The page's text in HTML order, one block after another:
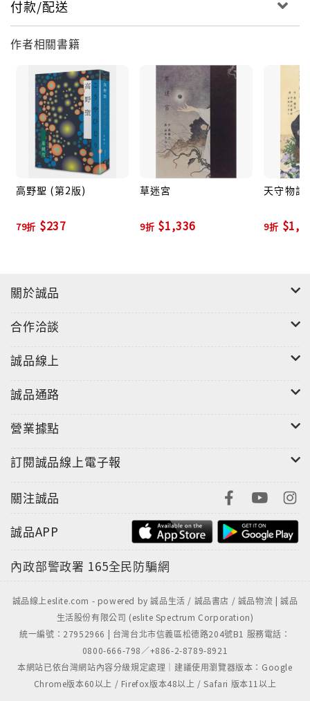
人間與異界的愛情，堪稱日本耽美戲曲作品的最高峰之
作。
歌行燈（1910）──月夜中不絕如縷的能樂演奏聲，能
外科室（1895）──因一見鍾情而展開長達九年的單相
思，手術室裡超越肉體痛楚的虐戀純愛故事。
妖怪年代記（1942）──千萬別試圖解開靈異怪談的真
面目！泉鏡花玩心十足的怪奇小品傑作。
神樂七大不可思議事件（1942）──跟隨泉鏡花的身影
穿梭於神樂?彎曲小巷中，今天又有什麼不可思議的新發
現？
【特別附錄】
鬼才──泉鏡花小傳與重要著作年表〉
◎ 跟著手繪地圖進行一場金澤望鄉之旅〈潛藏在尋常日
付款/配送
作者相關書籍
高野聖 (第2版)
79折 $237
草迷宮
9折 $1,336
天守物語
9折
關於誠品
合作洽談
誠品線上
誠品通路
營業據點
訂閱誠品線上電子報
關注誠品
誠品APP
內政部警政署 165全民防騙網
誠品線上eslite.com - powered by 誠品生活 / 誠品書店 / 誠品物流 | 誠品
生活股份有限公司 (eslite Spectrum Corporation)
統一編號：27952966 | 台灣台北市信義區松德路204號B1 服務電話：
0800-666-798／+886-2-8789-8921
本網站已依台灣網站內容分級規定處理｜建議使用瀏覽器版本：Google
Chrome版本60以上 / Firefox版本48以上 / Safari 版本11以上